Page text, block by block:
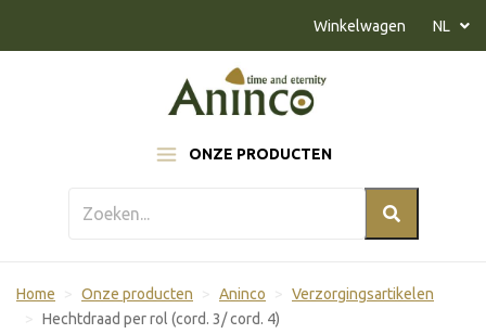
ONZE PRODUCTEN
Winkelwagen NL
Home Onze producten Aninco
Verzorgingsartikelen
Hechtdraad per rol (cord. 3/ cord. 4)